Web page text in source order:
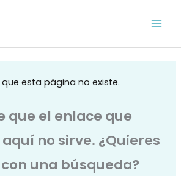
que esta página no existe.
que el enlace que
no sirve. ¿Quieres
una búsqueda?